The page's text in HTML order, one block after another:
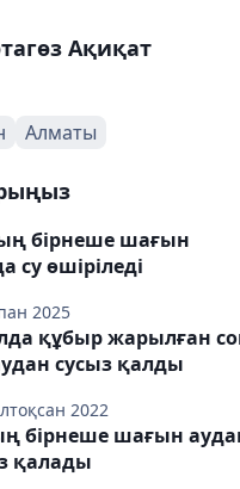
Ақиқат
Алматы
2025
бірнеше шағын
су өшіріледі
2022
құбыр жарылған
сусыз қалды
бірнеше шағын
қалады